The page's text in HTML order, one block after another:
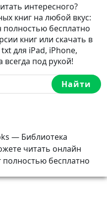
интересного?
книг на любой вкус:
бесплатно
книг или скачать в
для iPad, iPhone,
под рукой!
Найти
— Библиотека
читать онлайн
бесплатно